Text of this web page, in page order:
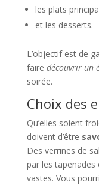
les plats
et les desserts.
L’objectif est de
faire découvrir un
soirée.
Choix des
Qu’elles soient
doivent d’être
Des verrines de
par les
vastes. Vous